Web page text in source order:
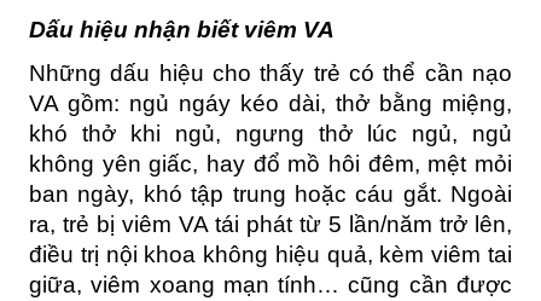
Dấu hiệu nhận biết viêm VA
Những dấu hiệu cho thấy trẻ có thể cần nạo
VA gồm: ngủ ngáy kéo dài, thở bằng miệng,
khó thở khi ngủ, ngưng thở lúc ngủ, ngủ
không yên giấc, hay đổ mồ hôi đêm, mệt mỏi
ban ngày, khó tập trung hoặc cáu gắt. Ngoài
ra, trẻ bị viêm VA tái phát từ 5 lần/năm trở lên,
điều trị nội khoa không hiệu quả, kèm viêm tai
giữa, viêm xoang mạn tính… cũng cần được